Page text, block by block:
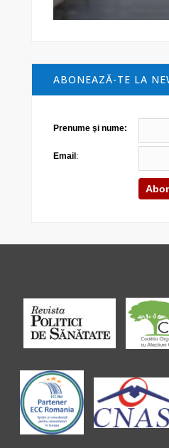
ABONEAZĂ-TE LA
Prenume şi nume:
Email :